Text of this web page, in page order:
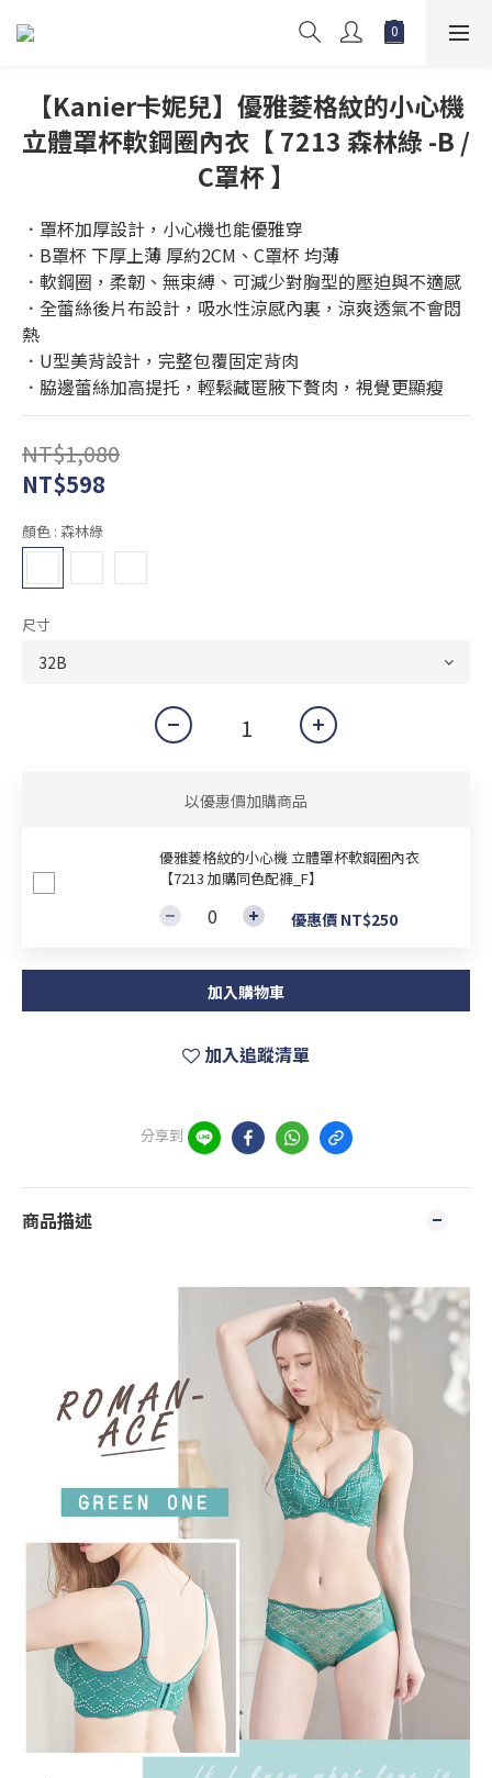
【Kanier卡妮兒】優雅菱格紋的小心機
立體罩杯軟鋼圈內衣【 7213 森林綠 -B /
C罩杯 】
．罩杯加厚設計，小心機也能優雅穿
．B罩杯 下厚上薄 厚約2CM、C罩杯 均薄
．軟鋼圈，柔韌、無束縛、可減少對胸型的壓迫與不適感
．全蕾絲後片布設計，吸水性涼感內裏，涼爽透氣不會悶
熱
．U型美背設計，完整包覆固定背肉
．脇邊蕾絲加高提托，輕鬆藏匿腋下贅肉，視覺更顯瘦
NT$1,080
NT$598
顏色 : 森林綠
尺寸
以優惠價加購商品
優雅菱格紋的小心機 立體罩杯軟鋼圈內衣
【7213 加購同色配褲_F】
優惠價 NT$250
加入購物車
加入追蹤清單
分享到
商品描述